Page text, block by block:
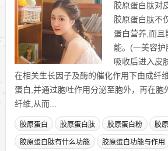
胶原蛋白肽对
胶原蛋白肽不
蛋白营养,而且
能。(一美容
吸收后进入皮
在相关生长因子及酶的催化作用下由成纤
蛋白,并通过胞吐作用分泌至胞外，再在胞
纤维,从而...
胶原蛋白 胶原蛋白肽 胶原蛋白粉 胶
胶原蛋白肽有什么功能 胶原蛋白功能与作用